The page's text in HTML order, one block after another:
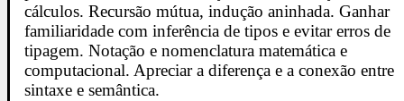
cálculos. Recursão mútua, indução aninhada. Ganhar
familiaridade com inferência de tipos e evitar erros de
tipagem. Notação e nomenclatura matemática e
computacional. Apreciar a diferença e a conexão entre
sintaxe e semântica.